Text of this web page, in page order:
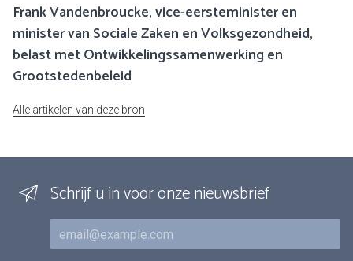
Frank Vandenbroucke, vice-eersteminister en
minister van Sociale Zaken en Volksgezondheid,
belast met Ontwikkelingssamenwerking en
Grootstedenbeleid
Alle artikelen van deze bron
Schrijf u in voor onze nieuwsbrief
E-mail